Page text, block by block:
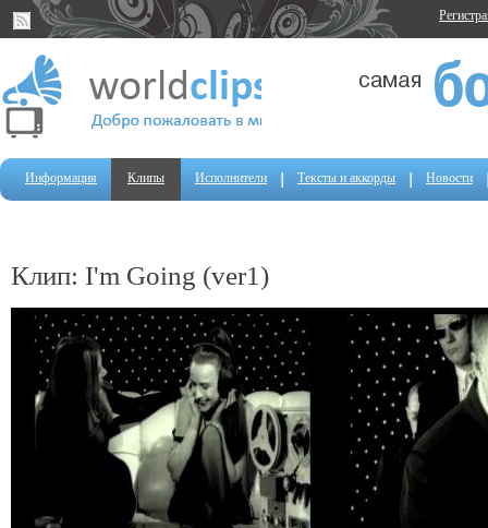
Информация Клипы Исполнители Тексты и аккорды Новости
Клип: I'm Going (ver1)